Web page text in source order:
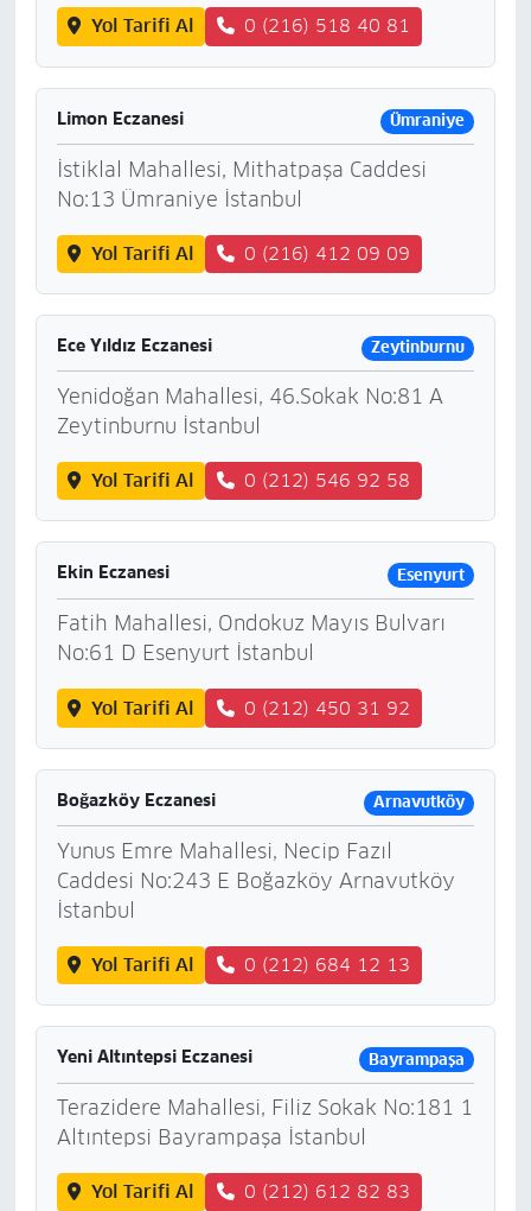
Yol Tarifi Al 0 (216) 518 40 81
Limon Eczanesi Ümraniye
İstiklal Mahallesi, Mithatpaşa Caddesi
No:13 Ümraniye İstanbul
Yol Tarifi Al 0 (216) 412 09 09
Ece Yıldız Eczanesi Zeytinburnu
Yenidoğan Mahallesi, 46.Sokak No:81 A
Zeytinburnu İstanbul
Yol Tarifi Al 0 (212) 546 92 58
Ekin Eczanesi Esenyurt
Fatih Mahallesi, Ondokuz Mayıs Bulvarı
No:61 D Esenyurt İstanbul
Yol Tarifi Al 0 (212) 450 31 92
Boğazköy Eczanesi Arnavutköy
Yunus Emre Mahallesi, Necip Fazıl
Caddesi No:243 E Boğazköy Arnavutköy
İstanbul
Yol Tarifi Al 0 (212) 684 12 13
Yeni Altıntepsi Eczanesi Bayrampaşa
Terazidere Mahallesi, Filiz Sokak No:181 1
Altıntepsi Bayrampaşa İstanbul
Yol Tarifi Al 0 (212) 612 82 83